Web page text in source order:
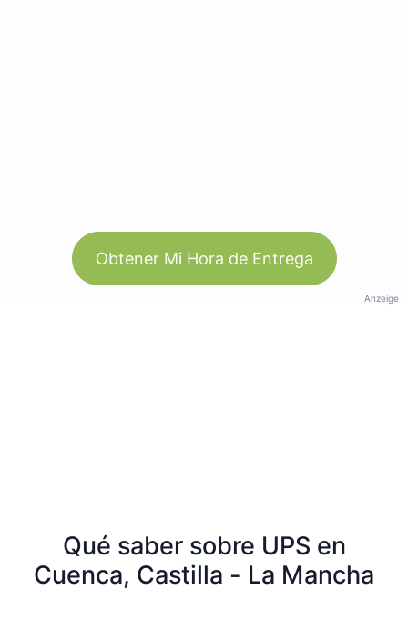
Obtener Mi Hora de Entrega
Anzeige
Qué saber sobre UPS en
Cuenca, Castilla - La Mancha